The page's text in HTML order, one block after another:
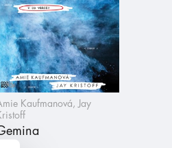
Kaufmanová, Jay